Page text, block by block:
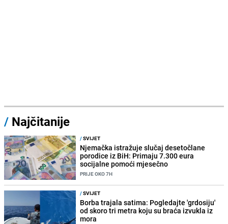
/ Najčitanije
/SVIJET
Njemačka istražuje slučaj desetočlane
porodice iz BiH: Primaju 7.300 eura
socijalne pomoći mjesečno
PRIJE OKO 7H
/SVIJET
Borba trajala satima: Pogledajte 'grdosiju'
od skoro tri metra koju su braća izvukla iz
mora